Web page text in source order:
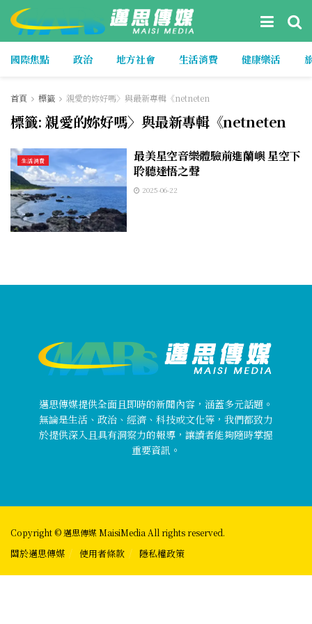
國際焦點 政治 地方社會 生活消費 健康樂活
首頁 標籤 親愛的妳好嗎〉與最新專輯《netneten
標籤:親愛的妳好嗎〉與最新專輯《netneten
生活消費
最美星空音樂體驗前進蘭嶼 星空下
聆聽達悟之聲
2025-06-22
邁思傳媒提供全面且即時的新聞內容，涵蓋多元話題。
無論是生活、政治、經濟、科技或文化等，我們都致力
於提供深入且具有洞察力的報導，讓讀者能夠隨時掌握
重要資訊。
Copyright © 邁思傳媒 MaisiMedia All rights reserved.
關於邁思傳媒 使用者條款 隱私權政策